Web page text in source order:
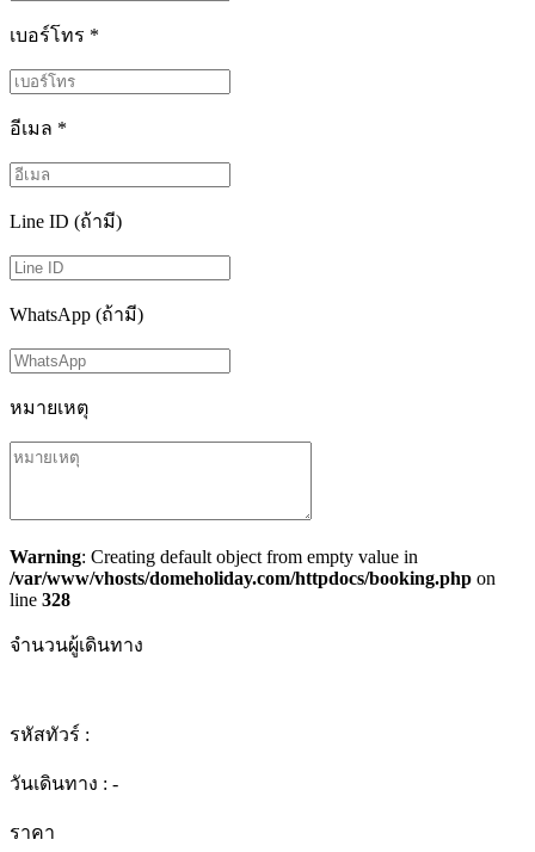
เบอร์โทร *
อีเมล *
Line ID (ถ้ามี)
WhatsApp (ถ้ามี)
หมายเหตุ
Warning: Creating default object from empty value in
/var/www/vhosts/domeholiday.com/httpdocs/booking.php on
line 328
จำนวนผู้เดินทาง
รหัสทัวร์ :
วันเดินทาง : -
ราคา